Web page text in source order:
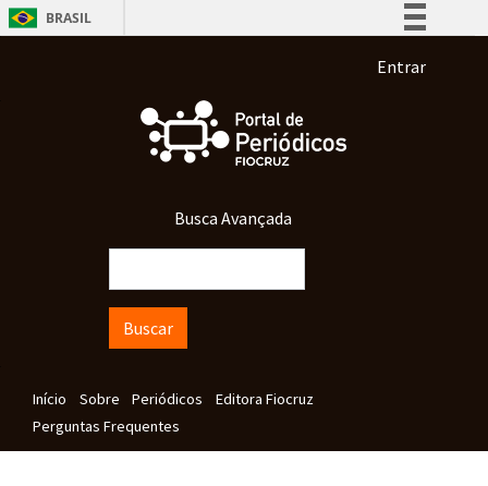
Pular para o conteúdo principal
BRASIL
Participe
Acesso à informação
Menu de
Entrar
Busca Avançada
Navegação principal
Início Sobre Periódicos
Editora Fiocruz
Perguntas Frequentes